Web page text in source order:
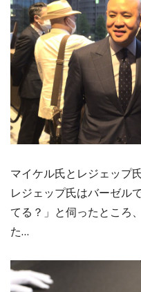
マイケル氏とレジェップ氏
レジェップ氏はバーゼル
てる？」と伺ったところ
た…